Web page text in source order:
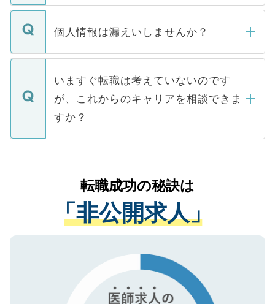
ません。
■応募殺到を避けるため 人気のある医療機
関を公にしてしまうと、応募が殺到する場
に、医療機関が求める条件に合った人材の
みを人材紹介会社に依頼するケースが増え
ています。
転職・入職を強要することは一切ありませ
ん。また、仮に応募先から内定をいただい
定を承諾する必要はありません。内定先へ
の辞退の連絡はキャリアパートナーが行い
個人情報は漏えいしませんか？
個人情報が漏えいすることはありませんの
で、ご安心ください。当サイトからの登録
などで収集したご登録者様の個人情報は、
ご本人のキャリアアップおよび転職活動の
支援を目的に使用いたします。お預かりし
ているすべての個人データはご本人の許可
は、個人情報の取り扱いについての厳密な
管理基準を満たした事業者のみに付与され
る、プライバシーマークを取得済みです。
で、機密保持に関してもご安心ください。
いますぐ転職は考えていないのです
が、これからのキャリアを相談できま
すか？
かがいして、現在の医療機関の状況や紹介
経験をまじえながら、適切なアドバイスを
させていただきます。すぐにご転職をされ
ない方には、長期的なサポートが可能です
ので、まずはご登録ください。
転職成功の秘訣は
「非公開求人」